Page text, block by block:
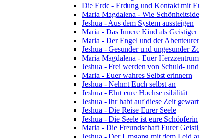
Die Erde - Erdung und Kontakt mit
Maria Magdalena - Wie
Jeshua - Aus dem System aussteigen
Maria - Das Innere Kind als Geistiger
Maria - Der Engel und der Abenteurer
Jeshua - Gesunder und ungesunder
Maria Magdalena - Euer
Jeshua - Frei werden von Schuld-
Maria - Euer wahres Selbst erinnern
Jeshua - Nehmt Euch selbst an
Jeshua - Ehrt eure Hochsensibilität
Jeshua - Ihr habt auf diese Zeit
Jeshua - Die Reise Eurer Seele
Jeshua - Die Seele ist eure Schöpferin
Maria - Die Freundschaft Eurer
Jeshua - Der Umgang mit dem Leid